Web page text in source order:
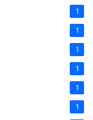
1
1
1
1
1
1